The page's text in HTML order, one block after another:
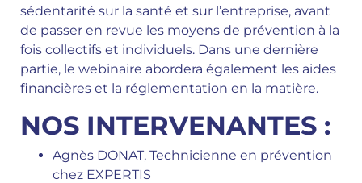
sédentarité sur la santé et sur l’entreprise, avant
de passer en revue les moyens de prévention à la
fois collectifs et individuels. Dans une dernière
partie, le webinaire abordera également les aides
financières et la réglementation en la matière.
NOS INTERVENANTES :
Agnès DONAT, Technicienne en prévention
chez EXPERTIS